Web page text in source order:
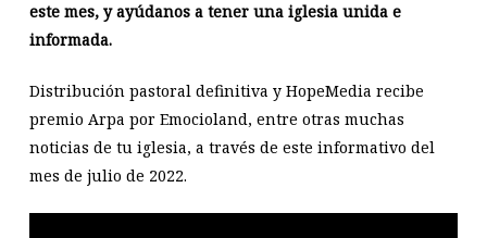
este mes, y ayúdanos a tener una iglesia unida e
informada.
Distribución pastoral definitiva y HopeMedia recibe
premio Arpa por Emocioland, entre otras muchas
noticias de tu iglesia, a través de este informativo del
mes de julio de 2022.